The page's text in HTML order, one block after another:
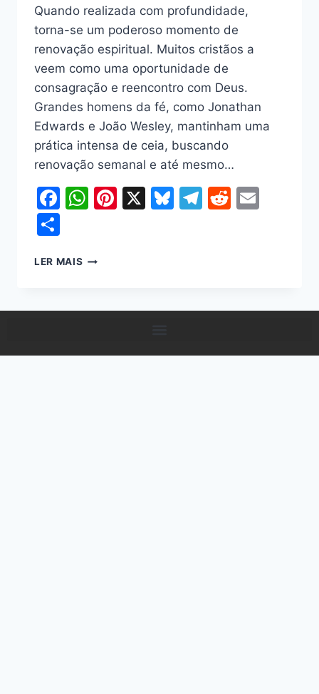
Quando realizada com profundidade,
torna-se um poderoso momento de
renovação espiritual. Muitos cristãos a
veem como uma oportunidade de
consagração e reencontro com Deus.
Grandes homens da fé, como Jonathan
Edwards e João Wesley, mantinham uma
prática intensa de ceia, buscando
renovação semanal e até mesmo…
Facebook
WhatsApp
Pinterest
X Bluesky
Telegram
Reddit
LER MAIS